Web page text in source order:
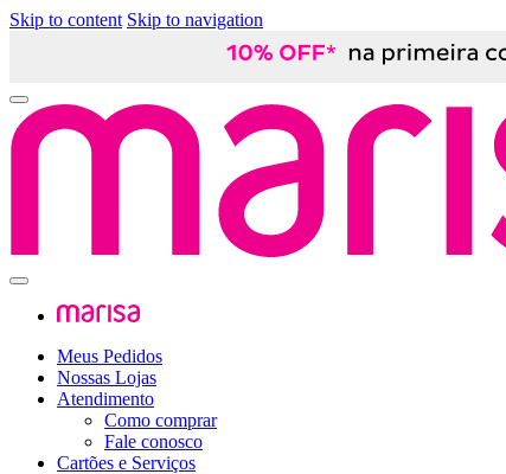
Skip to content Skip to navigation
Meus Pedidos
Nossas Lojas
Atendimento
Como comprar
Fale conosco
Cartões e Serviços